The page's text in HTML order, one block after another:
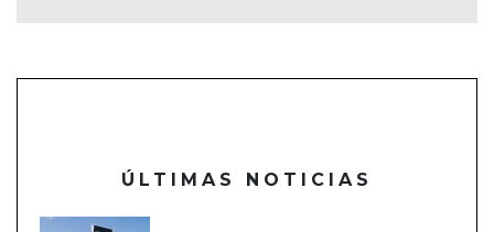
ÚLTIMAS NOTICIAS